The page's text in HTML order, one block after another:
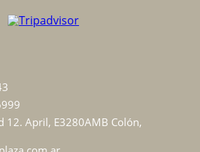
12. April, E3280AMB Colón,